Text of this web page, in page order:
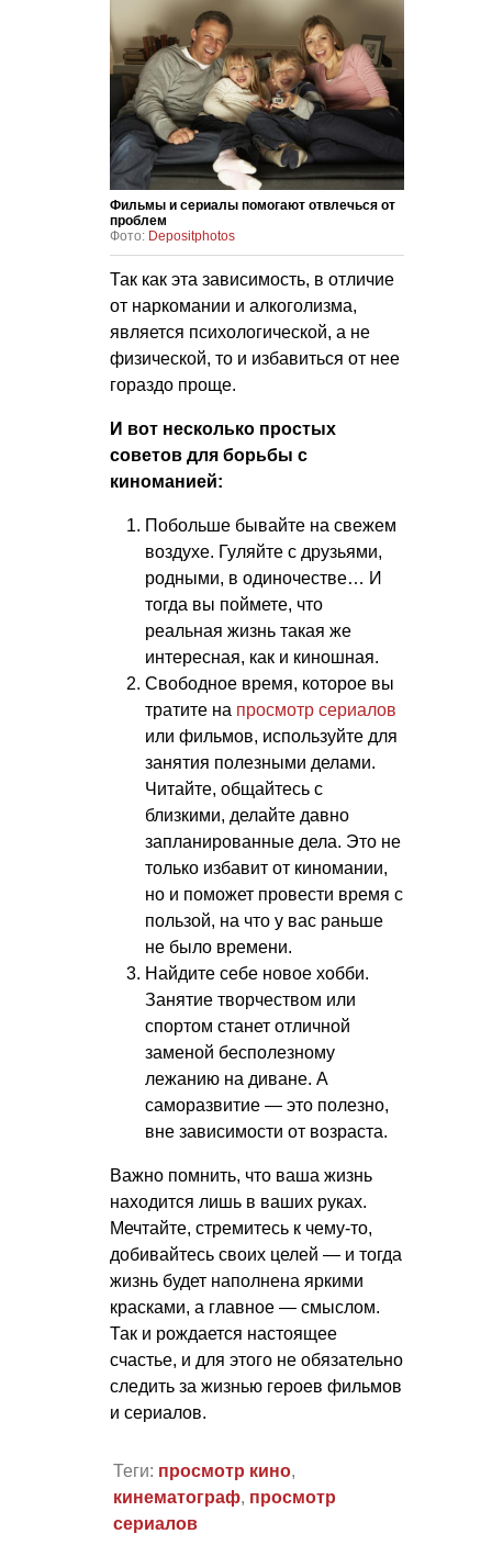
Фильмы и сериалы помогают отвлечься от
проблем
Фото: Depositphotos
Так как эта зависимость, в отличие
от наркомании и алкоголизма,
является психологической, а не
физической, то и избавиться от нее
гораздо проще.
И вот несколько простых
советов для борьбы с
киноманией:
Побольше бывайте на свежем
воздухе. Гуляйте с друзьями,
родными, в одиночестве… И
тогда вы поймете, что
реальная жизнь такая же
интересная, как и киношная.
Свободное время, которое вы
тратите на просмотр сериалов
или фильмов, используйте для
занятия полезными делами.
Читайте, общайтесь с
близкими, делайте давно
запланированные дела. Это не
только избавит от киномании,
но и поможет провести время с
пользой, на что у вас раньше
не было времени.
Найдите себе новое хобби.
Занятие творчеством или
спортом станет отличной
заменой бесполезному
лежанию на диване. А
саморазвитие — это полезно,
вне зависимости от возраста.
Важно помнить, что ваша жизнь
находится лишь в ваших руках.
Мечтайте, стремитесь к чему-то,
добивайтесь своих целей — и тогда
жизнь будет наполнена яркими
красками, а главное — смыслом.
Так и рождается настоящее
счастье, и для этого не обязательно
следить за жизнью героев фильмов
и сериалов.
Теги: просмотр кино,
кинематограф, просмотр
сериалов